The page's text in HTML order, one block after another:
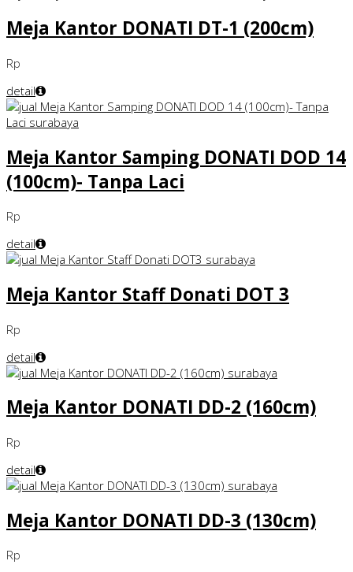
Meja Kantor DONATI DT-1 (200cm)
Rp
detail
Meja Kantor Samping DONATI DOD 14
(100cm)- Tanpa Laci
Rp
detail
Meja Kantor Staff Donati DOT 3
Rp
detail
Meja Kantor DONATI DD-2 (160cm)
Rp
detail
Meja Kantor DONATI DD-3 (130cm)
Rp